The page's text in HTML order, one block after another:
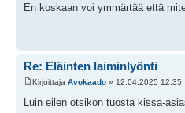
En koskaan voi ymmärtää että
Re: Eläinten laiminlyönti
Kirjoittaja Avokaado » 12.04.2025 12:35
Luin eilen otsikon tuosta kissa-